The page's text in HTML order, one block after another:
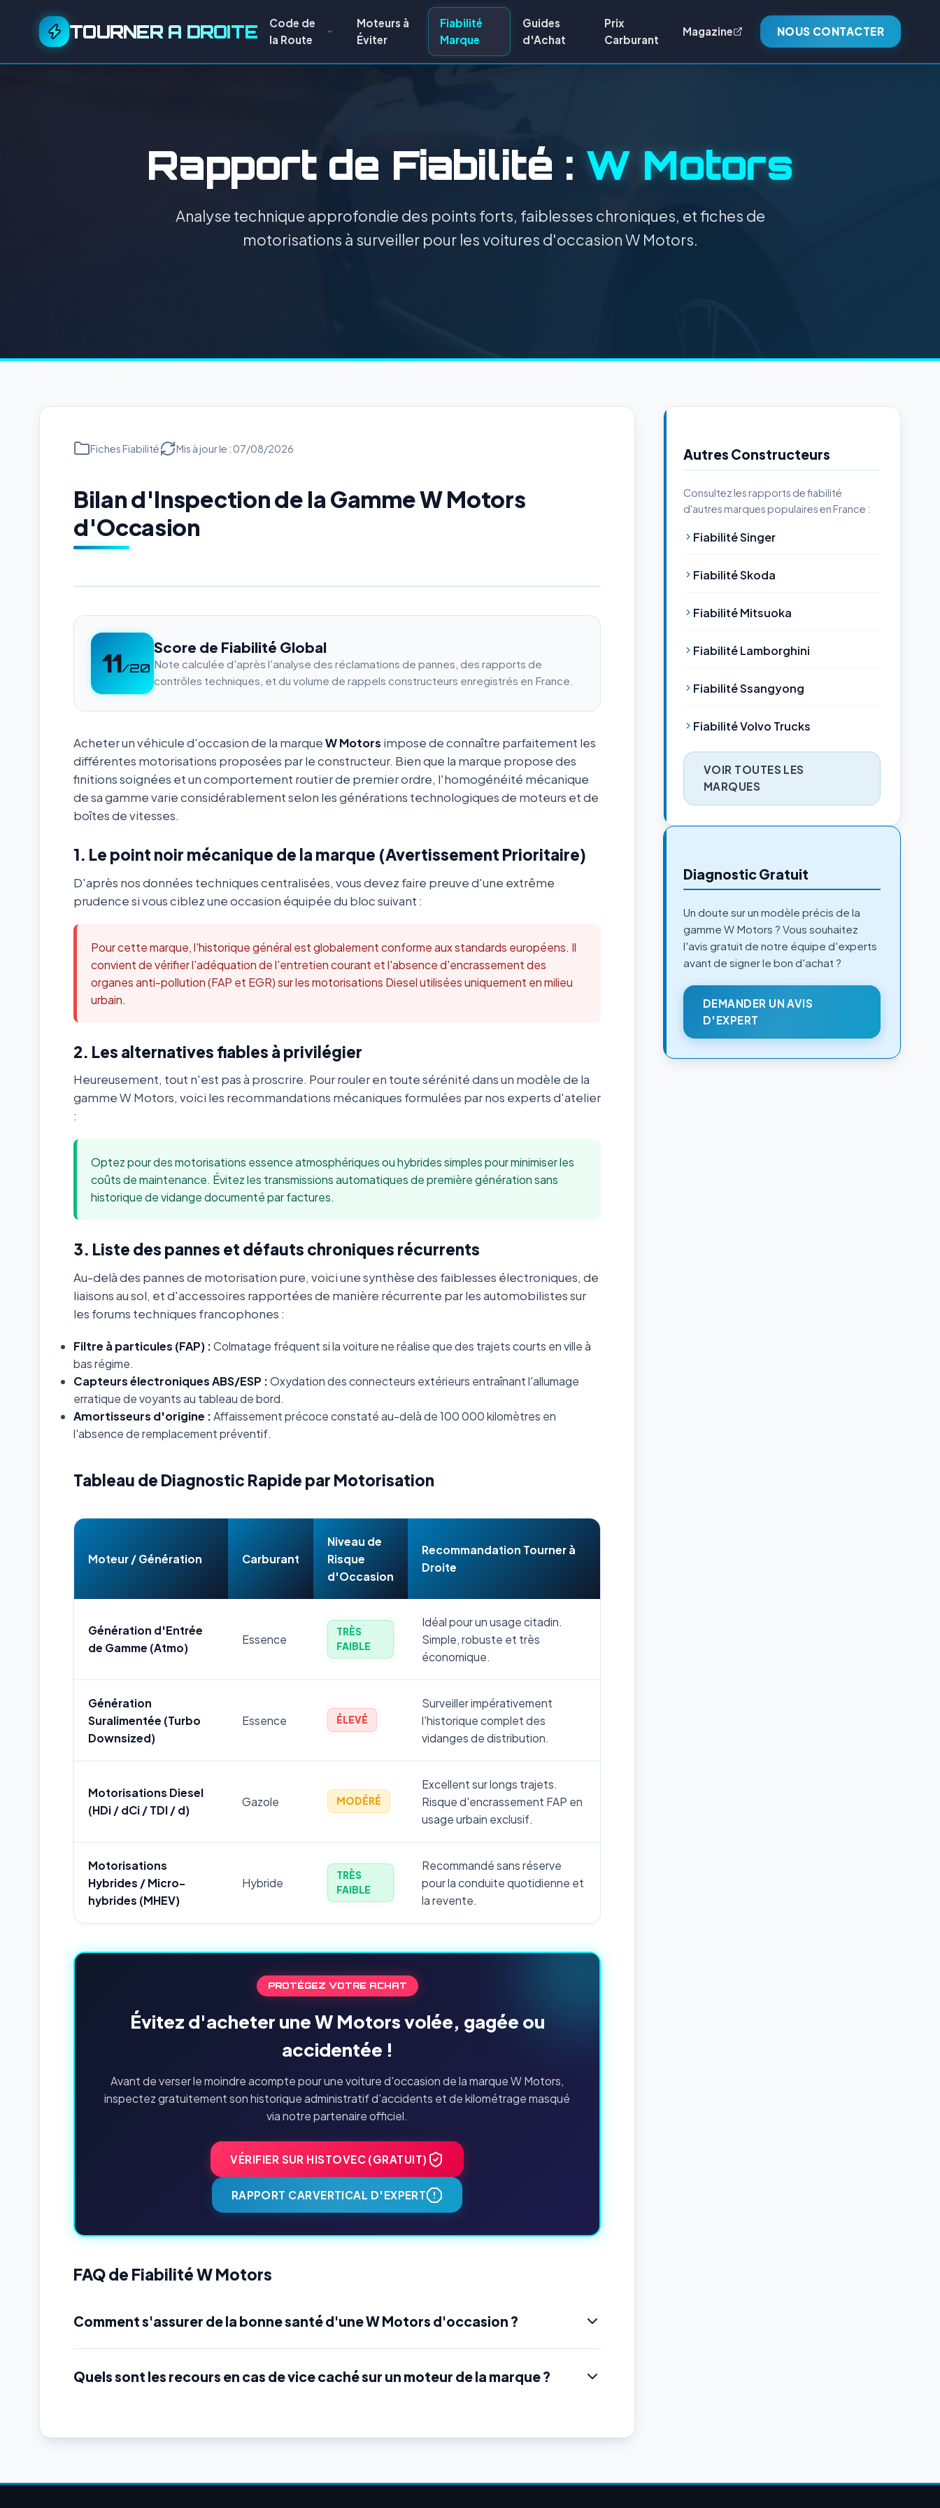
TOURNER A DROITE
Code de
la Route
Moteurs à
Éviter
Fiabilité
Marque
Guides
d'Achat
Prix
Carburant
Magazine NOUS CONTACTER
Rapport de Fiabilité : W Motors
Analyse technique approfondie des points forts, faiblesses chroniques, et fiches de
motorisations à surveiller pour les voitures d'occasion W Motors.
Fiches Fiabilité Mis à jour le : 07/08/2026
Bilan d'Inspection de la Gamme W Motors
d'Occasion
11/20
Score de Fiabilité Global
Note calculée d'après l'analyse des réclamations de pannes, des rapports de
contrôles techniques, et du volume de rappels constructeurs enregistrés en France.
Acheter un véhicule d'occasion de la marqueW Motors impose de connaître parfaitement les
différentes motorisations proposées par le constructeur. Bien que la marque propose des
finitions soignées et un comportement routier de premier ordre, l'homogénéité mécanique
de sa gamme varie considérablement selon les générations technologiques de moteurs et de
boîtes de vitesses.
1. Le point noir mécanique de la marque (Avertissement Prioritaire)
D'après nos données techniques centralisées, vous devez faire preuve d'une extrême
prudence si vous ciblez une occasion équipée du bloc suivant :
Pour cette marque, l'historique général est globalement conforme aux standards européens. Il
convient de vérifier l'adéquation de l'entretien courant et l'absence d'encrassement des
organes anti-pollution (FAP et EGR) sur les motorisations Diesel utilisées uniquement en milieu
urbain.
2. Les alternatives fiables à privilégier
Heureusement, tout n'est pas à proscrire. Pour rouler en toute sérénité dans un modèle de la
gamme W Motors, voici les recommandations mécaniques formulées par nos experts d'atelier
:
Optez pour des motorisations essence atmosphériques ou hybrides simples pour minimiser les
coûts de maintenance. Évitez les transmissions automatiques de première génération sans
historique de vidange documenté par factures.
3. Liste des pannes et défauts chroniques récurrents
Au-delà des pannes de motorisation pure, voici une synthèse des faiblesses électroniques, de
liaisons au sol, et d'accessoires rapportées de manière récurrente par les automobilistes sur
les forums techniques francophones :
Filtre à particules (FAP) :Colmatage fréquent si la voiture ne réalise que des trajets courts en ville à
bas régime.
Capteurs électroniques ABS/ESP :Oxydation des connecteurs extérieurs entraînant l'allumage
erratique de voyants au tableau de bord.
Amortisseurs d'origine :Affaissement précoce constaté au-delà de 100 000 kilomètres en
l'absence de remplacement préventif.
Tableau de Diagnostic Rapide par Motorisation
Moteur / Génération Carburant
Niveau de
Risque
d'Occasion
Recommandation Tourner à
Droite
Génération d'Entrée
de Gamme (Atmo)
Essence
TRÈS
FAIBLE
Idéal pour un usage citadin.
Simple, robuste et très
économique.
Génération
Suralimentée (Turbo
Downsized)
Essence ÉLEVÉ
Surveiller impérativement
l'historique complet des
vidanges de distribution.
Motorisations Diesel
(HDi / dCi / TDI / d)
Gazole MODÉRÉ
Excellent sur longs trajets.
Risque d'encrassement FAP en
usage urbain exclusif.
Motorisations
Hybrides / Micro-
hybrides (MHEV)
Hybride
TRÈS
FAIBLE
Recommandé sans réserve
pour la conduite quotidienne et
la revente.
PROTÉGEZ VOTRE ACHAT
Évitez d'acheter une W Motors volée, gagée ou
accidentée !
Avant de verser le moindre acompte pour une voiture d'occasion de la marque W Motors,
inspectez gratuitement son historique administratif d'accidents et de kilométrage masqué
via notre partenaire officiel.
VÉRIFIER SUR HISTOVEC (GRATUIT)
RAPPORT CARVERTICAL D'EXPERT
FAQ de Fiabilité W Motors
Comment s'assurer de la bonne santé d'une W Motors d'occasion ?
Quels sont les recours en cas de vice caché sur un moteur de la marque ?
Autres Constructeurs
Consultez les rapports de fiabilité
d'autres marques populaires en France :
Fiabilité Singer
Fiabilité Skoda
Fiabilité Mitsuoka
Fiabilité Lamborghini
Fiabilité Ssangyong
Fiabilité Volvo Trucks
VOIR TOUTES LES
MARQUES
Diagnostic Gratuit
Un doute sur un modèle précis de la
gamme W Motors ? Vous souhaitez
l'avis gratuit de notre équipe d'experts
avant de signer le bon d'achat ?
DEMANDER UN AVIS
D'EXPERT